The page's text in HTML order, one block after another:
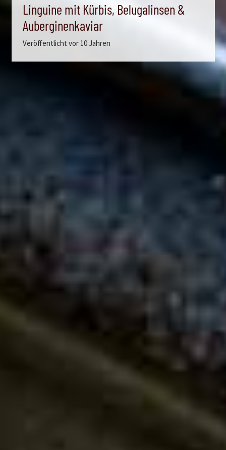
Linguine mit Kürbis, Belugalinsen &
Auberginenkaviar
Veröffentlicht vor 10 Jahren